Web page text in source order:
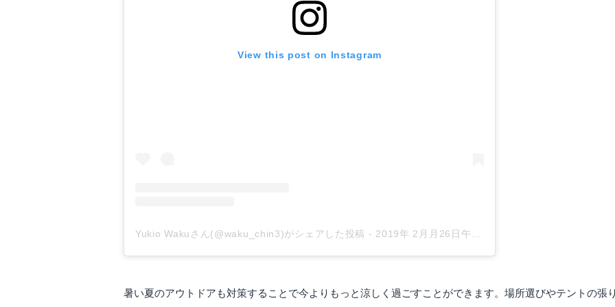
View this post on Instagram
Yukio Wakuさん(@waku_chin3)がシェアした投稿 - 2019年 2月月26日午前9時03分PST
暑い夏のアウトドアも対策することで今よりもっと涼しく過ごすことができます。場所選びやテントの張